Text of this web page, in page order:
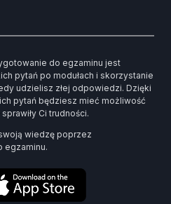
do egzaminu jest
pytań po modułach i skorzystanie
udzielisz złej odpowiedzi. Dzięki
pytań będziesz mieć możliwość
Ci trudności.
wiedzę poprzez
egzaminu.